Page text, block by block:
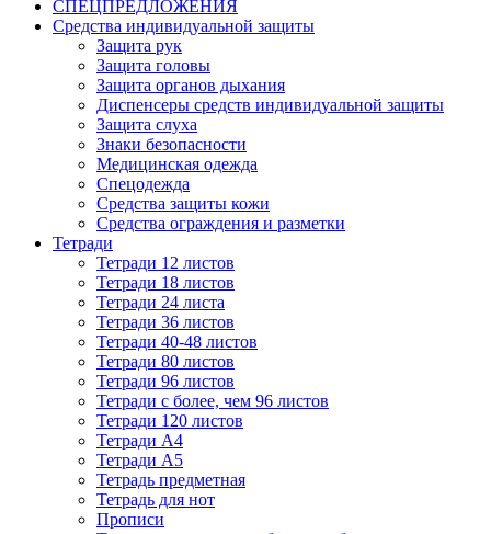
СПЕЦПРЕДЛОЖЕНИЯ
Средства индивидуальной защиты
Защита рук
Защита головы
Защита органов дыхания
Диспенсеры средств индивидуальной защиты
Защита слуха
Знаки безопасности
Медицинская одежда
Спецодежда
Средства защиты кожи
Средства ограждения и разметки
Тетради
Тетради 12 листов
Тетради 18 листов
Тетради 24 листа
Тетради 36 листов
Тетради 40-48 листов
Тетради 80 листов
Тетради 96 листов
Тетради с более, чем 96 листов
Тетради 120 листов
Тетради А4
Тетради А5
Тетрадь предметная
Тетрадь для нот
Прописи